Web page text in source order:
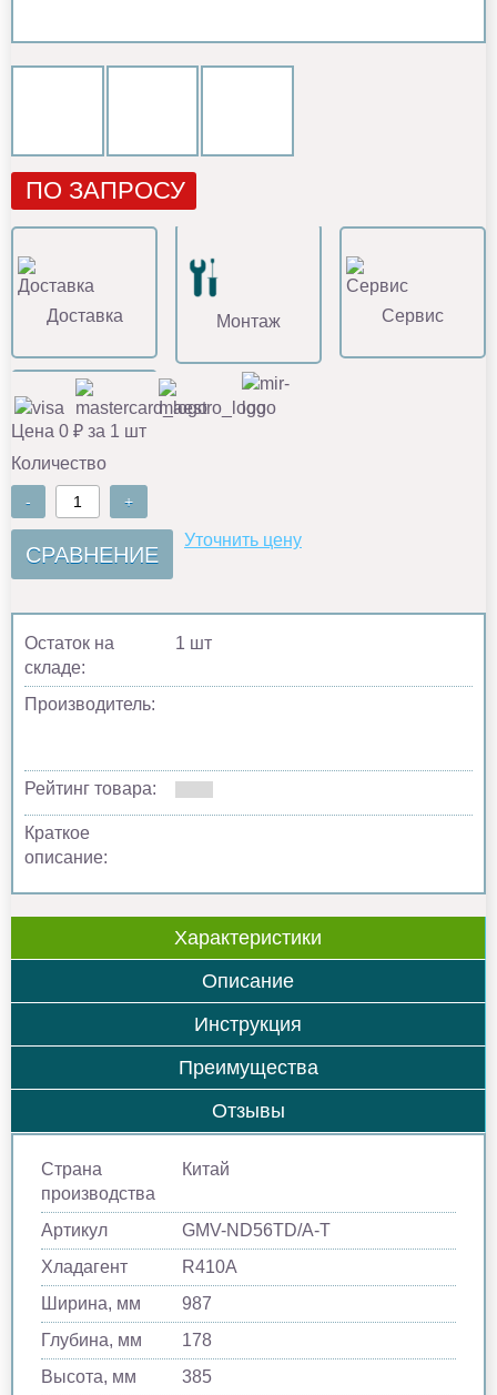
ПО ЗАПРОСУ
Доставка Монтаж Сервис
Цена 0 ₽ за 1 шт
Количество
- +
СРАВНЕНИЕ
Уточнить цену
Остаток на
складе:
1 шт
Производитель:
Рейтинг товара:
Краткое
описание:
Характеристики
Описание
Инструкция
Преимущества
Отзывы
Страна
производства
Китай
Артикул
GMV-ND56TD/A-T
Хладагент
R410A
Ширина, мм
987
Глубина, мм
178
Высота, мм
385